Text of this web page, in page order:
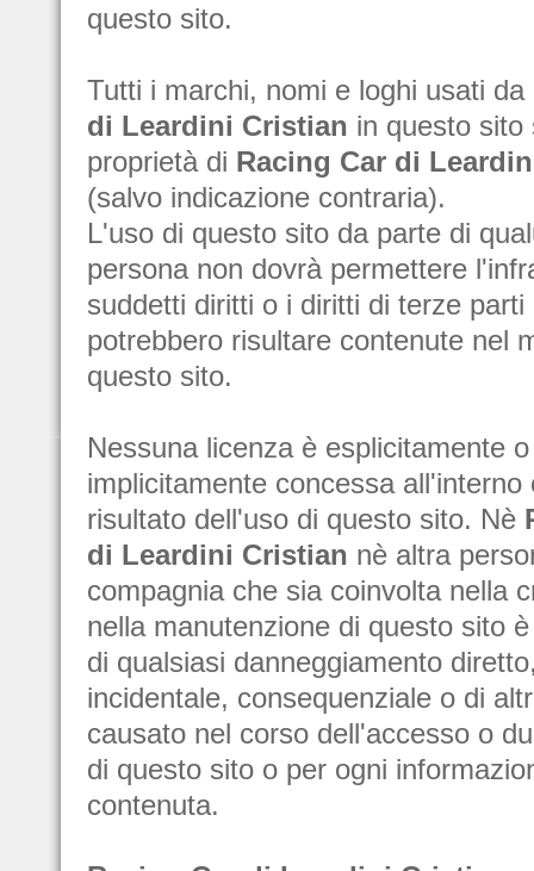
questo sito.
Tutti i marchi, nomi e loghi usati da
di Leardini Cristian in questo sito
proprietà di Racing Car di
(salvo indicazione contraria).
L'uso di questo sito da parte di
persona non dovrà permettere
suddetti diritti o i diritti di terze parti
potrebbero risultare contenute nel
questo sito.
Nessuna licenza è esplicitamente o
implicitamente concessa all'interno
risultato dell'uso di questo sito. Nè
di Leardini Cristian nè altra
compagnia che sia coinvolta nella
nella manutenzione di questo sito
di qualsiasi danneggiamento
incidentale, consequenziale o di
causato nel corso dell'accesso o
di questo sito o per ogni
contenuta.